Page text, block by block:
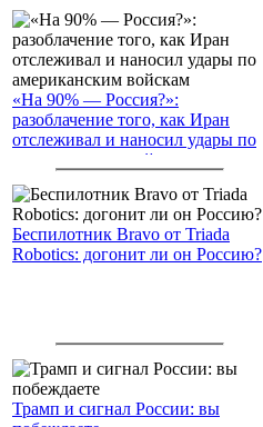
«На 90% — Россия?»:
разоблачение того, как Иран
отслеживал и наносил удары по
американским войскам
Беспилотник Bravo от Triada
Robotics: догонит ли он Россию?
Трамп и сигнал России: вы